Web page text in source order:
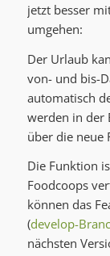
jetzt besser
umgehen:
Der Urlaub
von- und bis-
automatisch
werden in der
über die neue
Die Funktion
Foodcoops
können das
(develop-
nächsten